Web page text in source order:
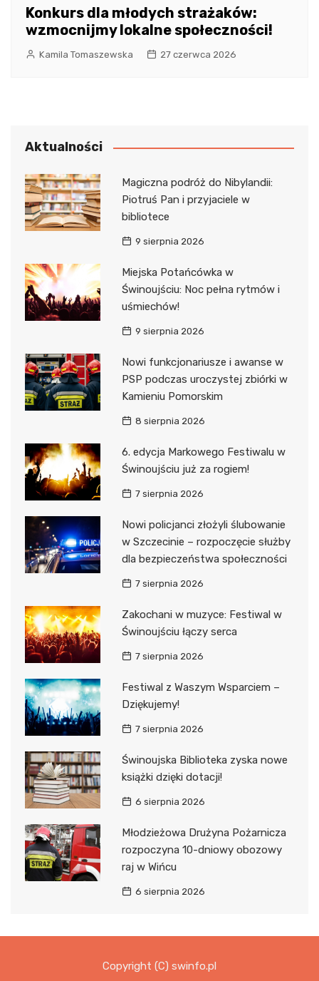
Konkurs dla młodych strażaków:
wzmocnijmy lokalne społeczności!
Kamila Tomaszewska 27 czerwca 2026
Aktualności
Magiczna podróż do Nibylandii:
Piotruś Pan i przyjaciele w
bibliotece
9 sierpnia 2026
Miejska Potańcówka w
Świnoujściu: Noc pełna rytmów i
uśmiechów!
9 sierpnia 2026
Nowi funkcjonariusze i awanse w
PSP podczas uroczystej zbiórki w
Kamieniu Pomorskim
8 sierpnia 2026
6. edycja Markowego Festiwalu w
Świnoujściu już za rogiem!
7 sierpnia 2026
Nowi policjanci złożyli ślubowanie
w Szczecinie – rozpoczęcie służby
dla bezpieczeństwa społeczności
7 sierpnia 2026
Zakochani w muzyce: Festiwal w
Świnoujściu łączy serca
7 sierpnia 2026
Festiwal z Waszym Wsparciem –
Dziękujemy!
7 sierpnia 2026
Świnoujska Biblioteka zyska nowe
książki dzięki dotacji!
6 sierpnia 2026
Młodzieżowa Drużyna Pożarnicza
rozpoczyna 10-dniowy obozowy
raj w Wińcu
6 sierpnia 2026
Copyright (C) swinfo.pl